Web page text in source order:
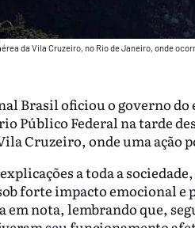
da Vila Cruzeiro, no Rio de Janeiro, onde
Brasil oficiou o governo
Público Federal na tarde
Cruzeiro, onde uma ação
a toda a
forte impacto emocional
em nota, lembrando que,